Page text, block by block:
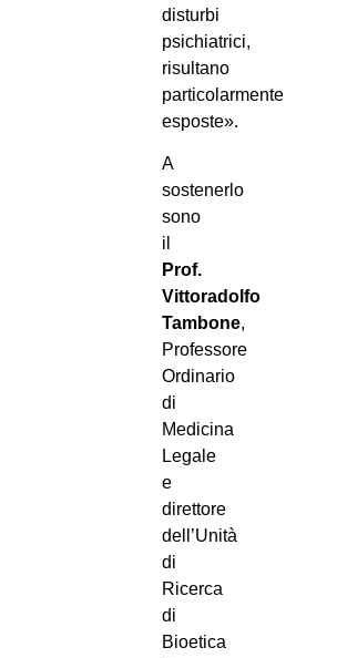
disturbi
psichiatrici,
risultano
particolarmente
esposte».
A
sostenerlo
sono
il
Prof.
Vittoradolfo
Tambone,
Professore
Ordinario
di
Medicina
Legale
e
direttore
dell’Unità
di
Ricerca
di
Bioetica